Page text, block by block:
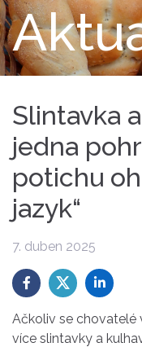
Slintavka
jedna
potichu
jazyk“
7. duben 2025
Ačkoliv se chovatelé
více slintavky a